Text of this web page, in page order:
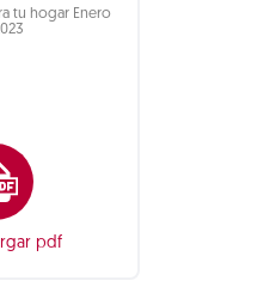
tu hogar Enero
pdf